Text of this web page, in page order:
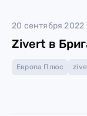
20 сентября 2022
Zivert в
Европа Плюс